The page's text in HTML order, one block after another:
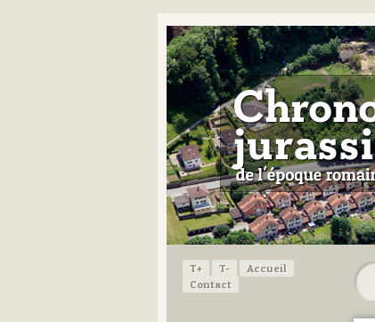
T+ T-
Accueil
Contact